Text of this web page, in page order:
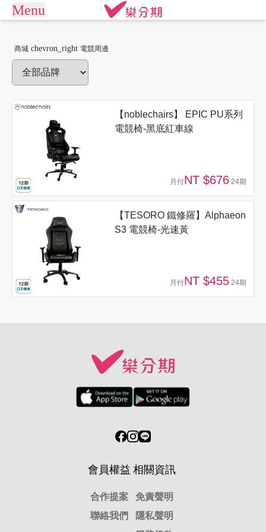
Menu
APPLE專區
平板電腦
商用桌機/筆電 遊戲專區
電競周邊 攝影專區
數位產品
生活戶外 珠寶飾品
運動休閒
客訂專區 機車專區
大型家電
商店街
關於樂分期
常見問題
聯絡客服
商城 chevron_right 電競周邊
【noblechairs】 EPIC PU系列
電競椅-黑底紅車線
月付NT $676 24期
【TESORO 鐵修羅】Alphaeon
S3 電競椅-光速黃
月付NT $455 24期
會員權益
合作提案
聯絡我們
相關資訊
免責聲明
隱私聲明